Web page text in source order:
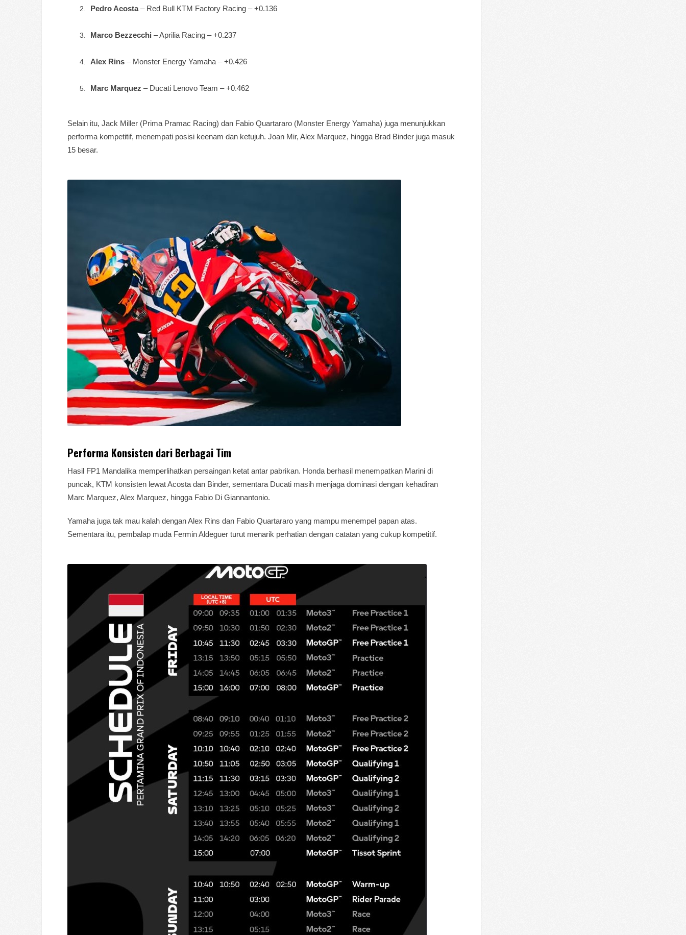
Pedro Acosta– Red Bull KTM Factory Racing – +0.136
Marco Bezzecchi – Aprilia Racing – +0.237
Alex Rins – Monster Energy Yamaha – +0.426
Marc Marquez – Ducati Lenovo Team – +0.462
Selain itu, Jack Miller (Prima Pramac Racing) dan Fabio Quartararo (Monster Energy Yamaha) juga menunjukkan
performa kompetitif, menempati posisi keenam dan ketujuh. Joan Mir, Alex Marquez, hingga Brad Binder juga masuk
15 besar.
Performa Konsisten dari Berbagai Tim
Hasil FP1 Mandalika memperlihatkan persaingan ketat antar pabrikan. Honda berhasil menempatkan Marini di
puncak, KTM konsisten lewat Acosta dan Binder, sementara Ducati masih menjaga dominasi dengan kehadiran
Marc Marquez, Alex Marquez, hingga Fabio Di Giannantonio.
Yamaha juga tak mau kalah dengan Alex Rins dan Fabio Quartararo yang mampu menempel papan atas.
Sementara itu, pembalap muda Fermin Aldeguer turut menarik perhatian dengan catatan yang cukup kompetitif.